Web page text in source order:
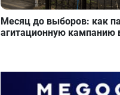
Месяц до выборов: как
агитационную кампанию